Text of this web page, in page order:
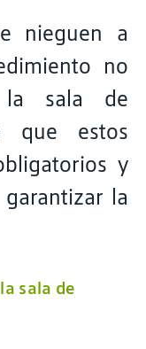
nieguen a
no
la sala de
que estos
y
la
sala de